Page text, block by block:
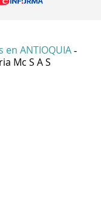
en ANTIOQUIA -
Mc S A S